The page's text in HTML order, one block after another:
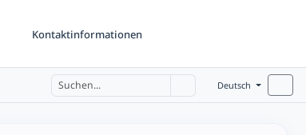
Kontaktinformationen
Deutsch